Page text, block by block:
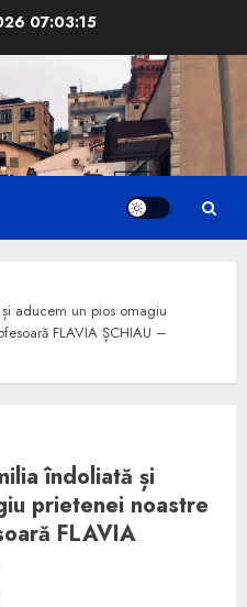
07:03:16
aducem un pios omagiu
FLAVIA ȘCHIAU –
îndoliată și
prietenei noastre
FLAVIA